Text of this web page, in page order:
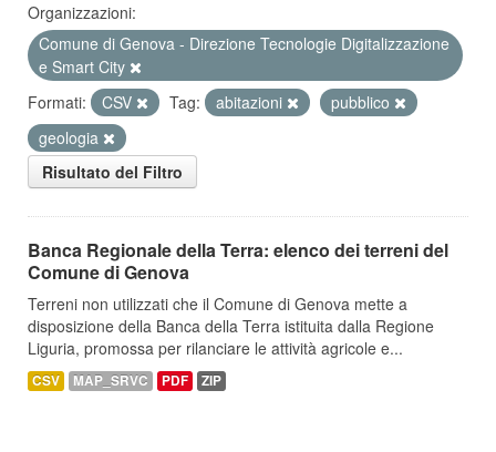
Organizzazioni:
Comune di Genova - Direzione Tecnologie Digitalizzazione
e Smart City
Formati:
CSV Tag: abitazioni
pubblico
geologia
Risultato del Filtro
Banca Regionale della Terra: elenco dei terreni del
Comune di Genova
Terreni non utilizzati che il Comune di Genova mette a
disposizione della Banca della Terra istituita dalla Regione
Liguria, promossa per rilanciare le attività agricole e...
CSV MAP_SRVC PDF ZIP